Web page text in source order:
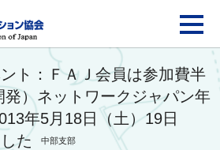
FAJ：特定非営利活動
ト：ＦＡＪ会員は参加費半
）ネットワークジャパン年
年5月18日（土）19日
た
中部支部